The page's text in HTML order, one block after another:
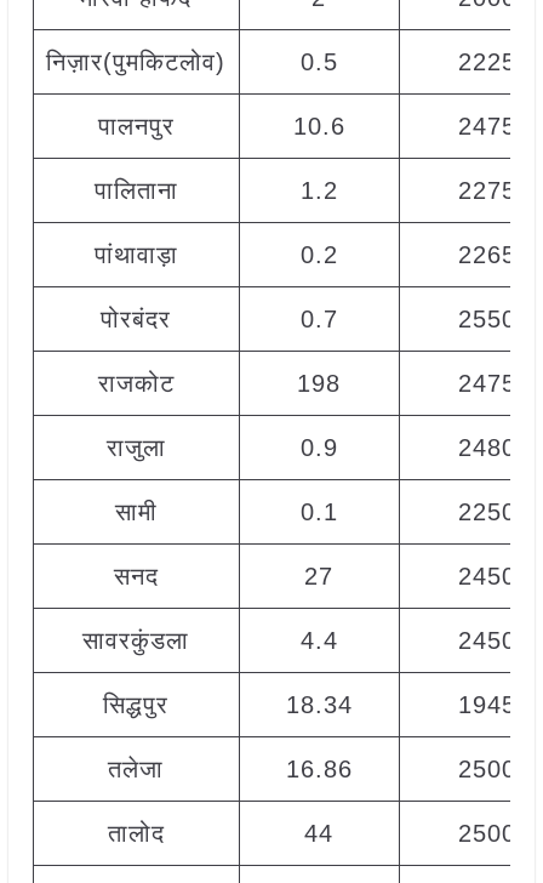
निज़ार(पुमकिटलोव) 0.5 2225
पालनपुर 10.6 2475
पालिताना 1.2 2275
पांथावाड़ा 0.2 2265
पोरबंदर 0.7 2550
राजकोट 198 2475
राजुला 0.9 2480
सामी 0.1 2250
सनद 27 2450
सावरकुंडला 4.4 2450
सिद्धपुर 18.34 1945
तलेजा 16.86 2500
तालोद 44 2500